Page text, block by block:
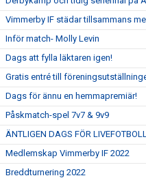
Vimmerby IF städar tillsammans
Inför match- Molly Levin
Dags att fylla läktaren igen!
Gratis entré till
Dags för ännu en hemmapremiär!
Påskmatch-spel 7v7 & 9v9
ÄNTLIGEN DAGS FÖR
Medlemskap Vimmerby IF 2022
Breddturnering 2022